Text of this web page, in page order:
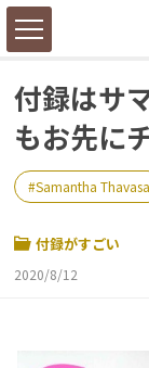
付録はサ
もお先に
Samantha Thavasa
付録がすごい
2020/8/12